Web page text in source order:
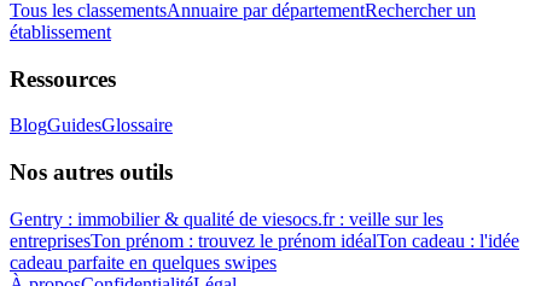
Tous les classementsAnnuaire par départementRechercher un
établissement
Ressources
BlogGuidesGlossaire
Nos autres outils
Gentry : immobilier & qualité de viesocs.fr : veille sur les
entreprisesTon prénom : trouvez le prénom idéalTon cadeau : l'idée
cadeau parfaite en quelques swipes